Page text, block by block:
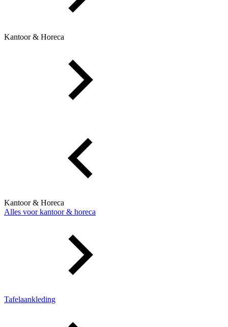
Kantoor & Horeca
Kantoor & Horeca
Alles voor kantoor & horeca
Tafelaankleding